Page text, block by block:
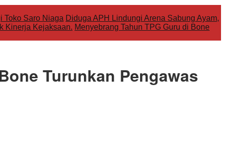
Toko Saro Niaga Diduga APH Lindungi Arena Sabung Ayam,
Kinerja Kejaksaan. Menyebrang Tahun TPG Guru di Bone
Turunkan Pengawas